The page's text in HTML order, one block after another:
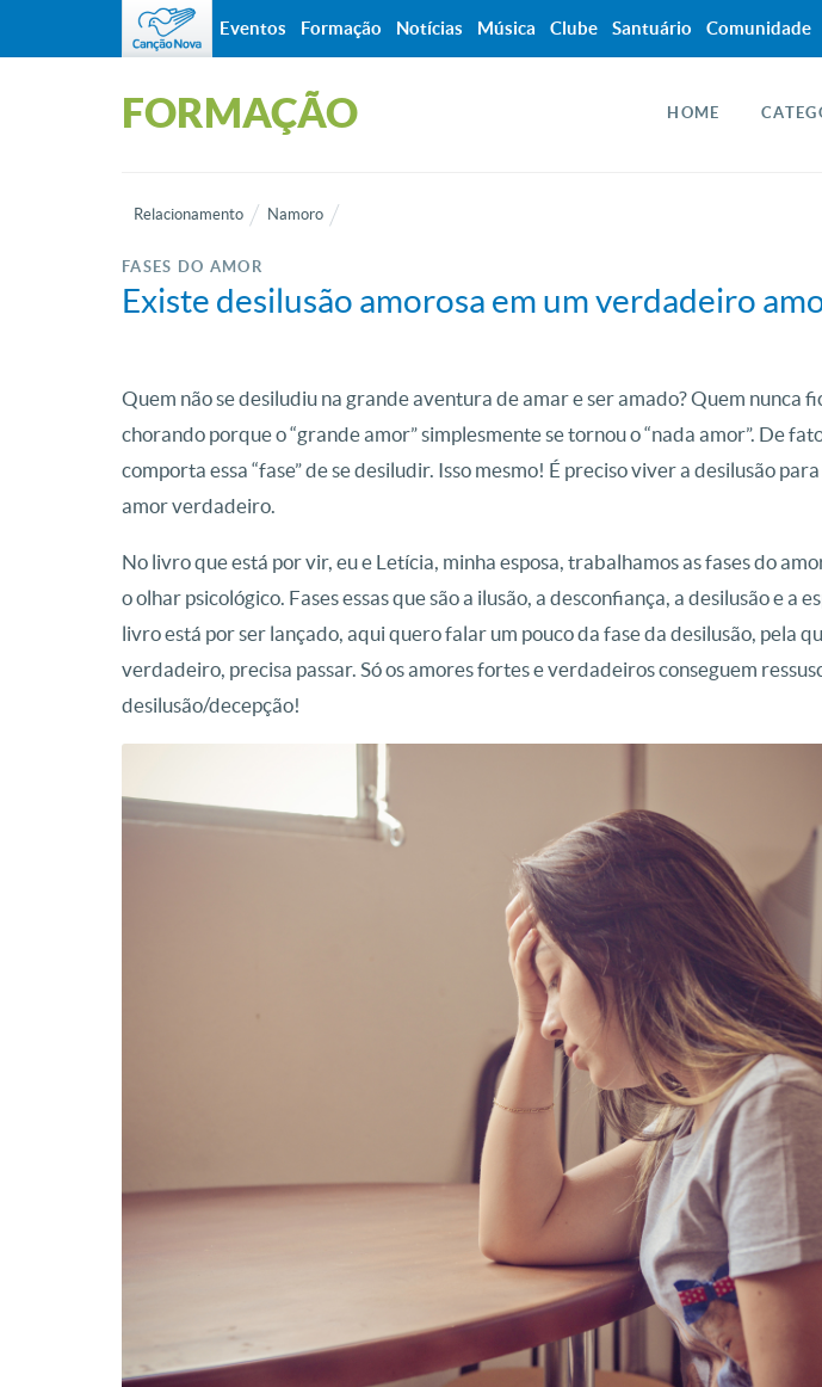
FORMAÇÃO HOME
Relacionamento Namoro
FASES DO AMOR
Existe desilusão amorosa em um verdadeiro
Quem não se desiludiu na grande aventura de amar e ser amado? Quem nunca
chorando porque o “grande amor” simplesmente se tornou o “nada amor”. De
comporta essa “fase” de se desiludir. Isso mesmo! É preciso viver a desilusão
amor verdadeiro.
No livro que está por vir, eu e Letícia, minha esposa, trabalhamos as fases do
o olhar psicológico. Fases essas que são a ilusão, a desconfiança, a desilusão e a
livro está por ser lançado, aqui quero falar um pouco da fase da desilusão, pela
verdadeiro, precisa passar. Só os amores fortes e verdadeiros conseguem
desilusão/decepção!
Eventos Formação Notícias Música Clube Santuário Comunidade